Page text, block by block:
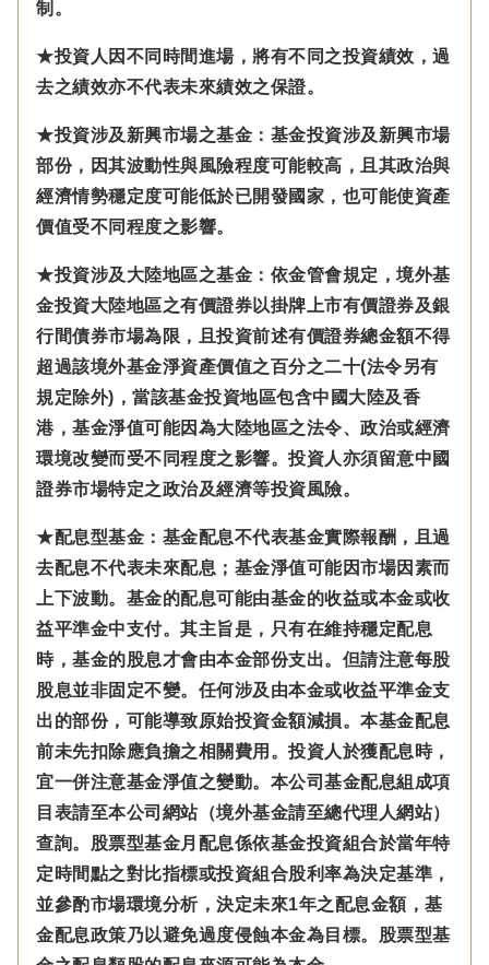
制。
★投資人因不同時間進場，將有不同之投資績效，過
去之績效亦不代表未來績效之保證。
★投資涉及新興市場之基金：基金投資涉及新興市場
部份，因其波動性與風險程度可能較高，且其政治與
經濟情勢穩定度可能低於已開發國家，也可能使資產
價值受不同程度之影響。
★投資涉及大陸地區之基金： 依金管會規定， 境外基
金投資大陸地區之有價證券以掛牌上市有價證券及銀
行間債券市場為限，且投資前述有價證券總金額不得
超過該境外基金淨資產價值之百分之二十(法令另有
規定除外)， 當該基金投資地區包含中國大陸及香
港，基金淨值可能因為大陸地區之法令、政治或經濟
環境改變而受不同程度之影響。 投資人亦須留意中國
證券市場特定之政治及經濟等投資風險。
★配息型基金：基金配息不代表基金實際報酬，且過
去配息不代表未來配息；基金淨值可能因市場因素而
上下波動。基金的配息可能由基金的收益或本金或收
益平準金中支付。 其主旨是，只有在維持穩定配息
時，基金的股息才會由本金部份支出。但請注意每股
股息並非固定不變。 任何涉及由本金或收益平準金支
出的部份，可能導致原始投資金額減損。本基金配息
前未先扣除應負擔之相關費用。投資人於獲配息時，
宜一併注意基金淨值之變動。本公司基金配息組成項
目表請至本公司網站（境外基金請至總代理人網站）
查詢。股票型基金月配息係依基金投資組合於當年特
定時間點之對比指標或投資組合股利率為決定基準，
並參酌市場環境分析，決定未來1年之配息金額，基
金配息政策乃以避免過度侵蝕本金為目標。股票型基